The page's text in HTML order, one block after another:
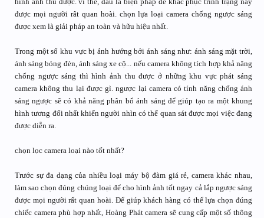
được mọi người rât quan hoài. chọn lựa loại camera chống ngược sáng
được xem là giải pháp an toàn và hữu hiệu nhất.
Trong một số khu vực bị ảnh hướng bởi ánh sáng như: ánh sáng mặt trời,
ánh sáng bóng đèn, ánh sáng xe cộ... nếu camera không tích hợp khả năng
chống ngược sáng thì hình ảnh thu được ở những khu vực phát sáng
camera không thu lại được gì. ngược lại camera có tính năng chống ánh
sáng ngược sẽ có khả năng phân bổ ánh sáng để giúp tạo ra một khung
hình tương đối nhất khiến người nhìn có thể quan sát được mọi việc đang
được diễn ra.
chọn lọc camera loại nào tốt nhất?
Trước sự đa dạng của nhiều loại máy bộ đàm giá rẻ, camera khác nhau,
làm sao chọn đúng chúng loại để cho hình ảnh tốt ngay cả lắp ngược sáng
được mọi người rất quan hoài. Để giúp khách hàng có thể lựa chọn đúng
chiếc camera phù hợp nhất, Hoàng Phát camera sẽ cung cấp một số thông